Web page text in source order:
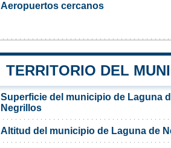
Aeropuertos cercanos
TERRITORIO DEL
Superficie del municipio de Laguna
Negrillos
Altitud del municipio de Laguna de